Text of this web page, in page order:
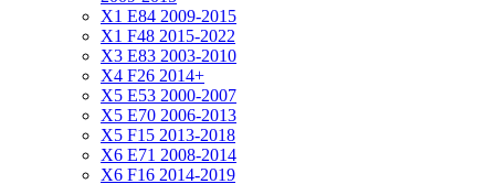
X1 E84 2009-2015
X1 F48 2015-2022
X3 E83 2003-2010
X4 F26 2014+
X5 E53 2000-2007
X5 E70 2006-2013
X5 F15 2013-2018
X6 E71 2008-2014
X6 F16 2014-2019